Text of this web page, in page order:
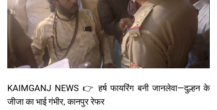
KAIMGANJ NEWS 👉 हर्ष फायरिंग बनी जानलेवा—दुल्हन के
जीजा का भाई गंभीर, कानपुर रेफर